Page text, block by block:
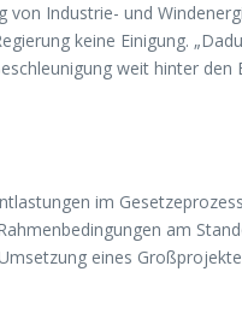
Industrie- und
keine Einigung.
weit hinter den
im
am
eines